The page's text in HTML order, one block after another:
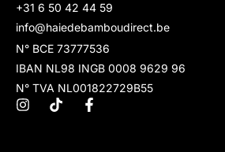
+31 6 50 42 44 59
info@haiedebamboudirect.be
N° BCE 73777536
IBAN NL98 INGB 0008 9629 96
N° TVA NL001822729B55